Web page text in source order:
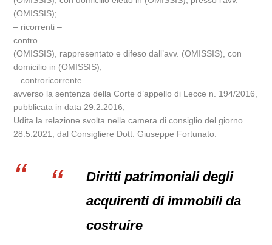
(OMISSIS);
– ricorrenti –
contro
(OMISSIS), rappresentato e difeso dall’avv. (OMISSIS), con
domicilio in (OMISSIS);
– controricorrente –
avverso la sentenza della Corte d’appello di Lecce n. 194/2016,
pubblicata in data 29.2.2016;
Udita la relazione svolta nella camera di consiglio del giorno
28.5.2021, dal Consigliere Dott. Giuseppe Fortunato.
Diritti patrimoniali degli
acquirenti di immobili da
costruire